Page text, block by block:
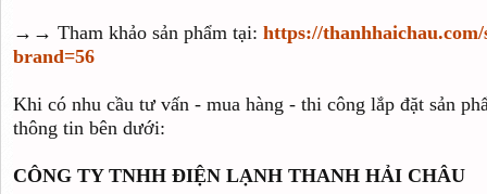
→→ Tham khảo sản phẩm tại: https://
brand=56
Khi có nhu cầu tư vấn - mua hàng - thi công lắp đặt sản
thông tin bên dưới:
CÔNG TY TNHH ĐIỆN LẠNH THANH HẢI CHÂU